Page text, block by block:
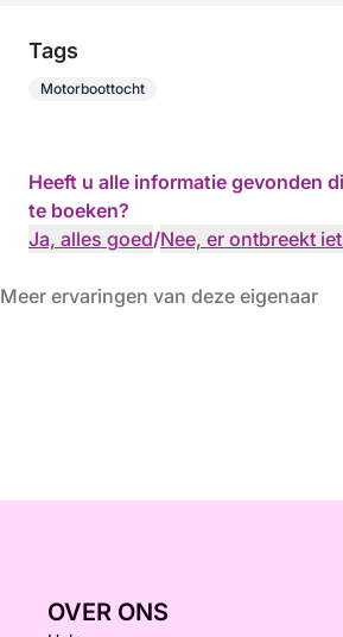
Tags
Motorboottocht
Heeft u alle informatie gevonden
te boeken?
Ja, alles goed/Nee, er ontbreekt
Meer ervaringen van deze eigenaar
OVER ONS